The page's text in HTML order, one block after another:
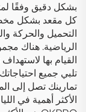
بشكل دقيق وفقًا
كل مقعد بشكل
التحميل والحركة
الرياضية. هناك
القيام بها
تلبي جميع
تمارينك تصل إلى
الأكثر أهمية في